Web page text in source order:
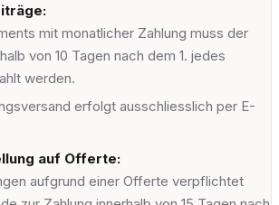
mit monatlicher Zahlung muss der
von 10 Tagen nach dem 1. jedes
werden.
erfolgt ausschliesslich per E-
auf Offerte:
aufgrund einer Offerte verpflichtet